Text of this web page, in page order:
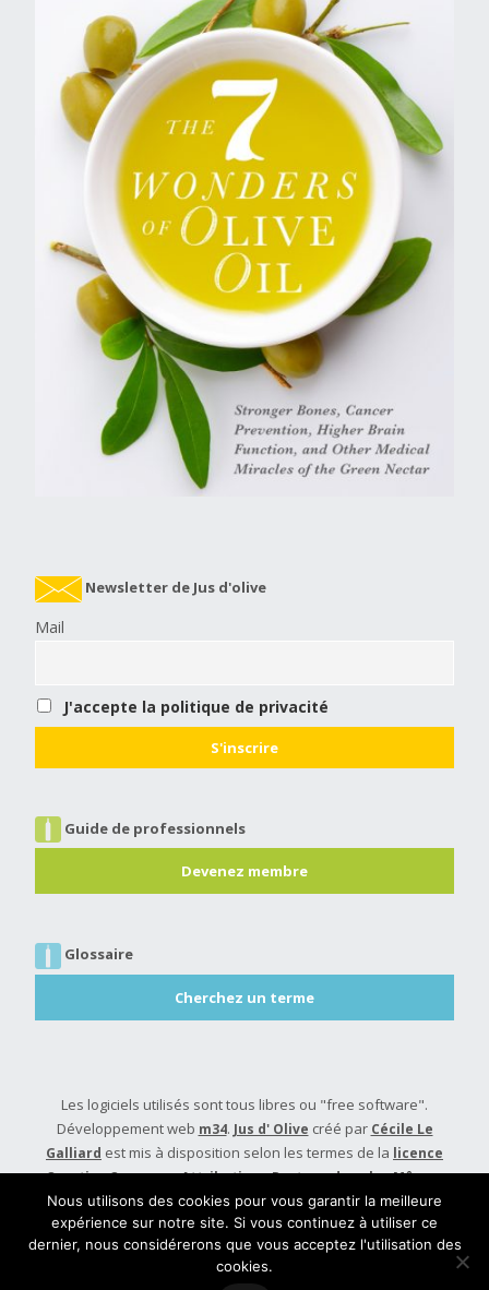
Newsletter de Jus d'olive
Mail
J'accepte la politique de privacité
Guide de professionnels
Devenez membre
Glossaire
Cherchez un terme
Les logiciels utilisés sont tous libres ou "free software".
Développement web m34. Jus d' Olive créé par Cécile Le
Galliard est mis à disposition selon les termes de la licence
Creative Commons Attribution - Partage dans les Mêmes
Conditions 4.0 International.
Built withMake. Your friendly WordPress page builder theme.
Nous utilisons des cookies pour vous garantir la meilleure
expérience sur notre site. Si vous continuez à utiliser ce
dernier, nous considérerons que vous acceptez l'utilisation des
cookies.